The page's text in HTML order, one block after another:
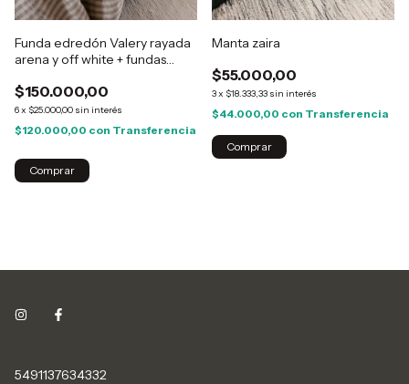
Funda edredón Valery rayada
arena y off white + fundas
$150.000,00
6x $25.000,00 sin interés
$120.000,00 con Transferencia
Comprar
Manta zaira
$55.000,00
3x $18.333,33 sin interés
$44.000,00 con Transferencia
5491137634332